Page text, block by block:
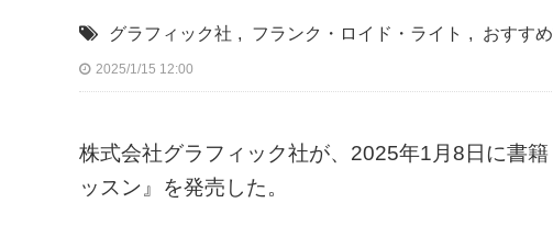
グラフィック社 , フランク・ロイド・ライト , おすす
2025/1/15 12:00
株式会社グラフィック社が、2025年1月8日に書
ッスン』を発売した。